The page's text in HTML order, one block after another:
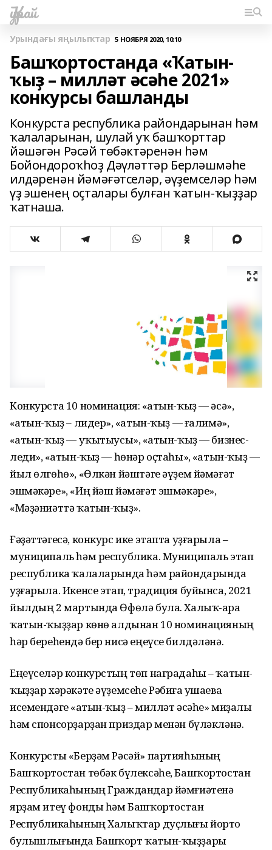
Ҡурай
Урындағы яңылыҡтар 5 НОЯБРЯ 2020, 10:10
Башҡортостанда «Ҡатын-
ҡыҙ – милләт әсәһе 2021»
конкурсы башланды
Конкурста республика райондарынан һәм
ҡалаларынан, шулай уҡ башҡорттар
йәшәгән Рәсәй төбәктәренән һәм
Бойондороҡһоҙ Дәүләттәр Берләшмәһе
илдәренән йәмәғәтселәр, әүҙемселәр һәм
үҙ эшенең оҫталары булған ҡатын-ҡыҙҙар
ҡатнаша.
Конкурста 10 номинация: «Ҡатын-ҡыҙ — әсә»,
«Ҡатын-ҡыҙ – лидер», «Ҡатын-ҡыҙ — ғалимә»,
«Ҡатын-ҡыҙ — уҡытыусы», «Ҡатын-ҡыҙ — бизнес-
леди», «Ҡатын-ҡыҙ — һөнәр оҫтаһы», «Ҡатын-ҡыҙ —
йыл өлгөһө», «Өлкән йәштәге әүҙем йәмәғәт
эшмәкәре», «Иң йәш йәмәғәт эшмәкәре»,
«Мәҙәниәттә ҡатын-ҡыҙ».
Ғәҙәттәгесә, конкурс ике этапта уҙғарыла –
муниципаль һәм республика. Муниципаль этап
республика ҡалаларында һәм райондарында
уҙғарыла. Икенсе этап, традиция буйынса, 2021
йылдың 2 мартында Өфөлә була. Халыҡ-ара
ҡатын-ҡыҙҙар көнө алдынан 10 номинацияның
һәр береһендә бер нисә еңеүсе билдәләнә.
Еңеүселәр конкурстың төп наградаһы – ҡатын-
ҡыҙҙар хәрәкәте әүҙемсеһе Рәбиға Ҡушаева
исемендәге «Ҡатын-ҡыҙ – милләт әсәһе» миҙалы
һәм спонсорҙарҙан приздар менән бүләкләнә.
Конкурсты «Берҙәм Рәсәй» партияһының
Башҡортостан төбәк бүлексәһе, Башҡортостан
Республикаһының Граждандар йәмғиәтенә
ярҙам итеү фонды һәм Башҡортостан
Республикаһының Халыҡтар дуҫлығы йорто
булышлығында Башҡорт ҡатын-ҡыҙҙары